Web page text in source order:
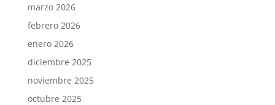
marzo 2026
febrero 2026
enero 2026
diciembre 2025
noviembre 2025
octubre 2025